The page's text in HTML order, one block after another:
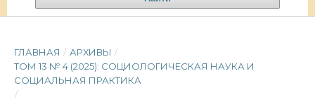
ГЛАВНАЯ / АРХИВЫ /
ТОМ 13 № 4 (2025): СОЦИОЛОГИЧЕСКАЯ НАУКА И
СОЦИАЛЬНАЯ ПРАКТИКА
/